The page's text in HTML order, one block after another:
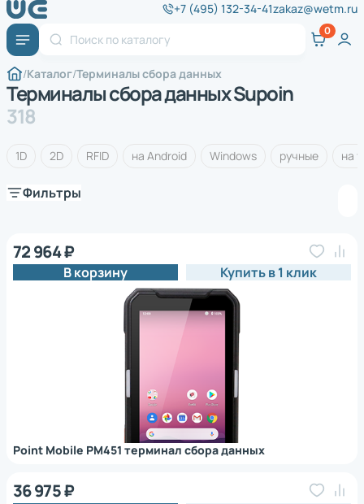
+7 (495) 132-34-41zakaz@wetm.ru
Каталог Терминалы сбора данных
Терминалы сбора данных Supoin
318
1D 2D RFID на Android Windows ручные на
Фильтры
Point Mobile PM451 терминал сбора данных
72 964 ₽
В корзину Купить в 1 клик
36 975 ₽